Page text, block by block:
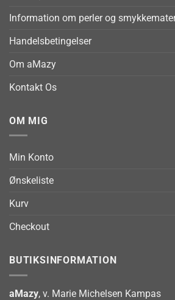
Information om perler og
Handelsbetingelser
Om aMazy
Kontakt Os
OM MIG
Min Konto
Ønskeliste
Kurv
Checkout
BUTIKSINFORMATION
aMazy, v. Marie Michelsen Kampas